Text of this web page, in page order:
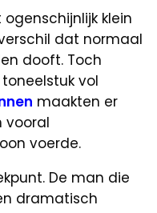
klein
dat normaal
dooft. Toch
vol
maakten er
vooral
voerde.
De man die
dramatisch